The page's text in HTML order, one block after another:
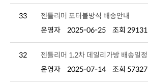
33
젠틀리머 포터블방석 배송안내
운영자
2025-06-25 조회 29131
32 젠틀리머 1,2차 데일리가방 배송일정
운영자
2025-07-14 조회 57327